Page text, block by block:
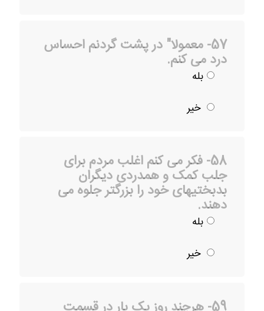
57- معمولا" در پشت گردنم احساس
درد می کنم.
بله
خیر
58- فکر می کنم اغلب مردم برای
جلب کمک و همدردی دیگران
بدبختیهای خود را بزرگتر جلوه می
دهند.
بله
خیر